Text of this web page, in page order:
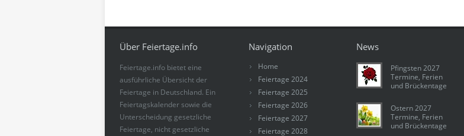
Über Feiertage.info
Feiertage.info bietet eine
ausführliche Übersicht der
Feiertage in Deutschland. Ein
Feiertagskalender sowie die
Unterscheidung gesetzliche
Feiertage, nicht gesetzliche
Navigation
Home
Feiertage 2024
Feiertage 2025
Feiertage 2026
Feiertage 2027
Feiertage 2028
News
Pfingsten 2027
Termine, Ferien
und Brückentage
Ostern 2027
Termine, Ferien
und Brückentage